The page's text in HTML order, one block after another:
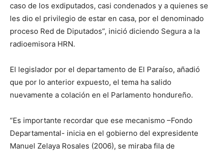
caso de los exdiputados, casi condenados y a quienes se
les dio el privilegio de estar en casa, por el denominado
proceso Red de Diputados”, inició diciendo Segura a la
radioemisora HRN.
El legislador por el departamento de El Paraíso, añadió
que por lo anterior expuesto, el tema ha salido
nuevamente a colación en el Parlamento hondureño.
“Es importante recordar que ese mecanismo –Fondo
Departamental- inicia en el gobierno del expresidente
Manuel Zelaya Rosales (2006), se miraba fila de